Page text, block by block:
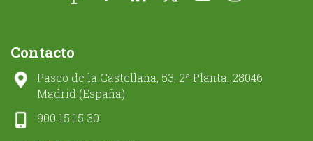
Contacto
Paseo de la Castellana, 53, 2ª Planta, 28046
Madrid (España)
900 15 15 30